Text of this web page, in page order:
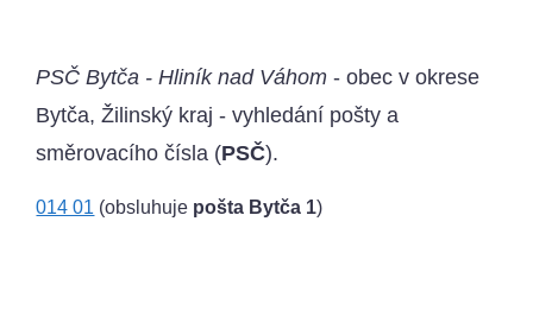
PSČ Bytča - Hliník nad Váhom - obec v okrese
Bytča, Žilinský kraj - vyhledání pošty a
směrovacího čísla (PSČ).
014 01 (obsluhuje pošta Bytča 1)